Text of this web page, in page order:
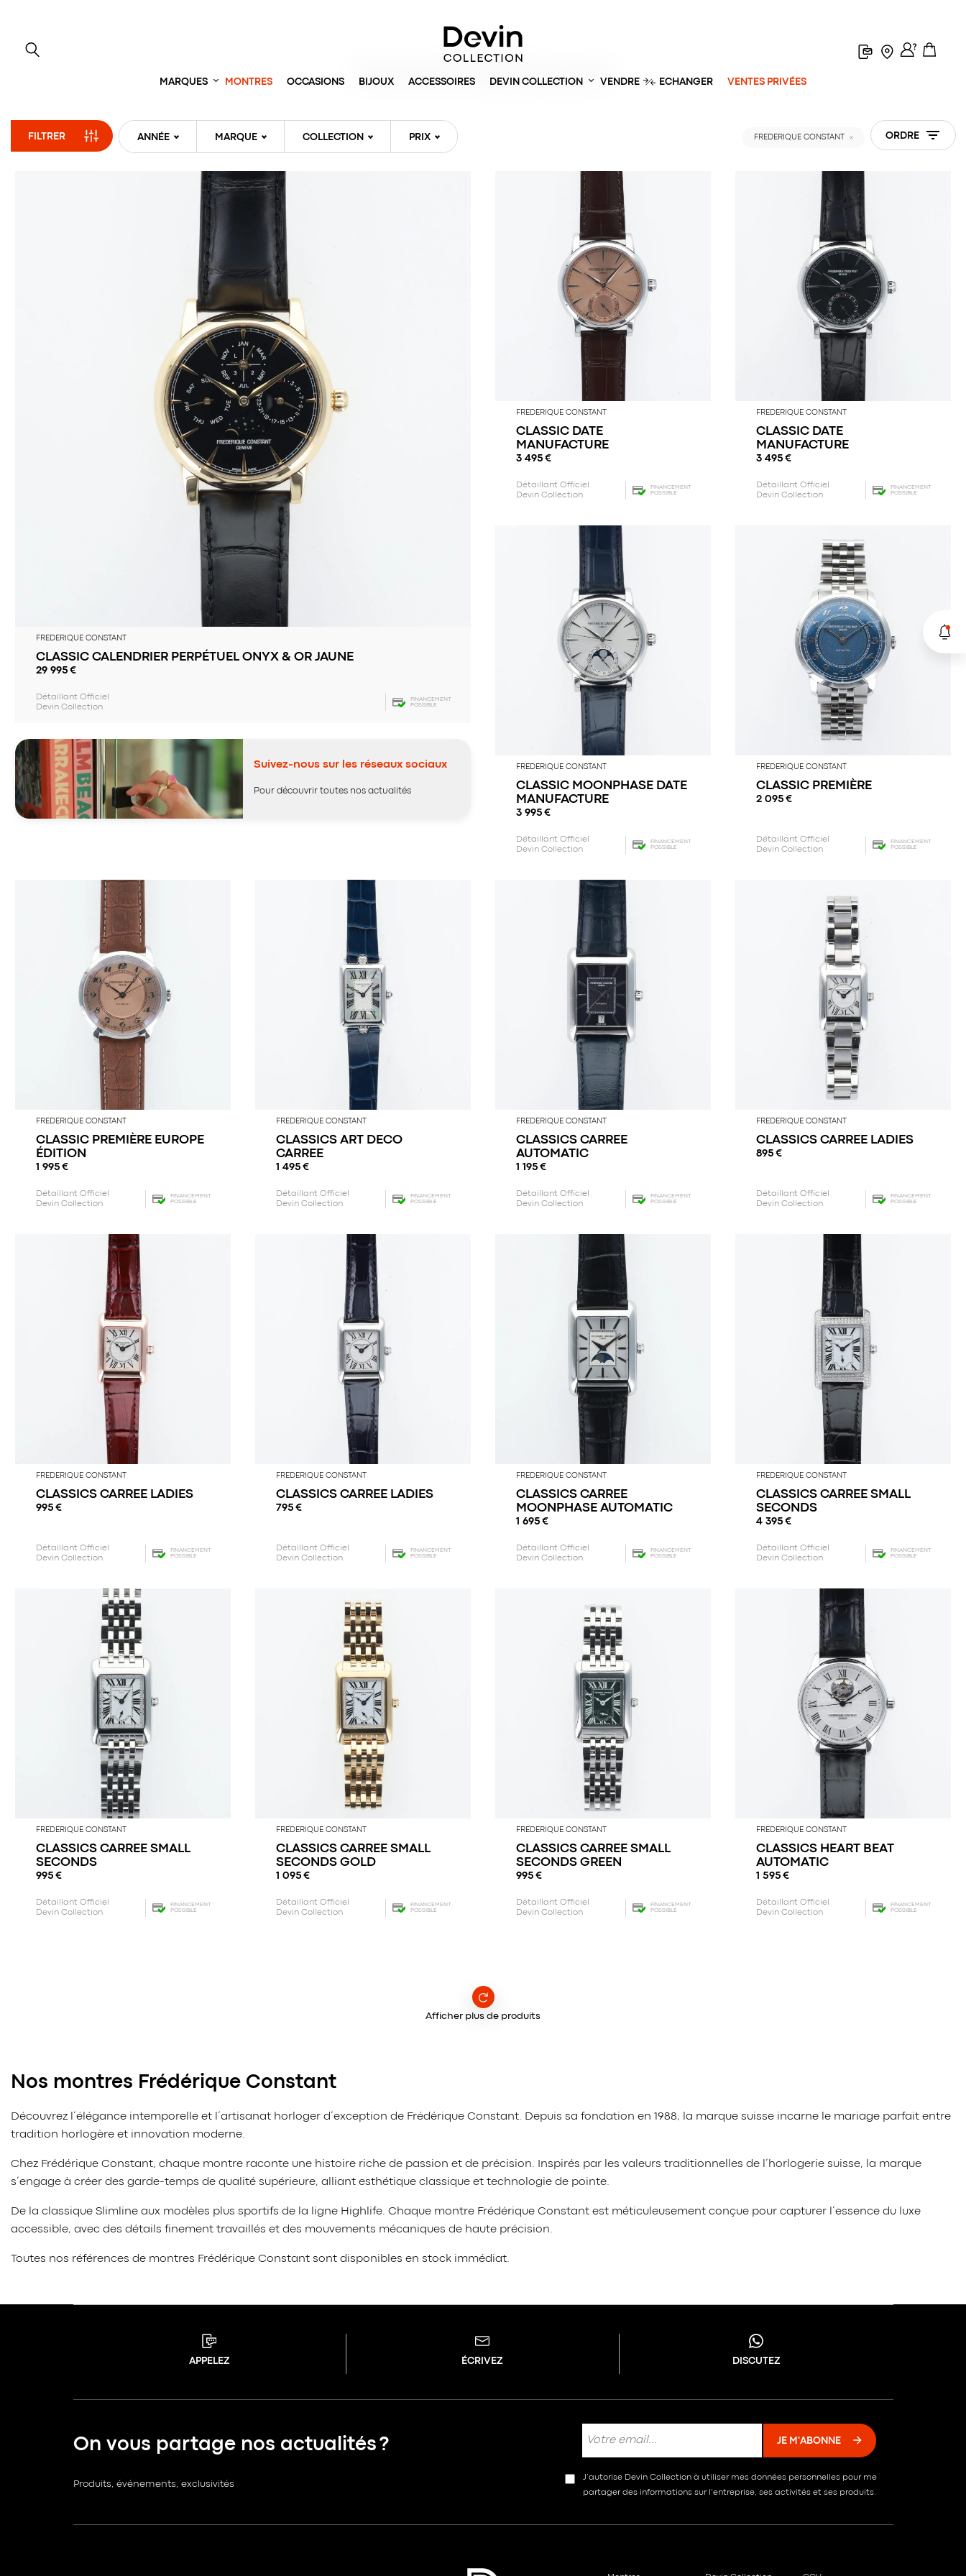
MARQUES MONTRES OCCASIONS BIJOUX ACCESSOIRES DEVIN COLLECTION VENDRE ECHANGER VENTES PRIVÉES
FILTRER ANNÉE MARQUE COLLECTION PRIX FREDERIQUE CONSTANT ORDRE
FREDERIQUE CONSTANT
CLASSIC CALENDRIER PERPÉTUEL ONYX & OR JAUNE
29 995€
Détaillant Officiel
Devin Collection
FINANCEMENT
POSSIBLE
Suivez-nous sur les réseaux sociaux
Pour découvrir toutes nos actualités
FREDERIQUE CONSTANT
CLASSIC DATE
MANUFACTURE
3 495 €
Détaillant Officiel
Devin Collection
FINANCEMENT
POSSIBLE
FREDERIQUE CONSTANT
CLASSIC DATE
MANUFACTURE
3 495 €
Détaillant Officiel
Devin Collection
FINANCEMENT
POSSIBLE
FREDERIQUE CONSTANT
CLASSIC MOONPHASE DATE
MANUFACTURE
3 995 €
Détaillant Officiel
Devin Collection
FINANCEMENT
POSSIBLE
FREDERIQUE CONSTANT
CLASSIC PREMIÈRE
2 095 €
Détaillant Officiel
Devin Collection
FINANCEMENT
POSSIBLE
FREDERIQUE CONSTANT
CLASSIC PREMIÈRE EUROPE
ÉDITION
1 995€
Détaillant Officiel
Devin Collection
FINANCEMENT
POSSIBLE
FREDERIQUE CONSTANT
CLASSICS ART DECO
CARREE
1 495€
Détaillant Officiel
Devin Collection
FINANCEMENT
POSSIBLE
FREDERIQUE CONSTANT
CLASSICS CARREE
AUTOMATIC
1 195 €
Détaillant Officiel
Devin Collection
FINANCEMENT
POSSIBLE
FREDERIQUE CONSTANT
CLASSICS CARREE LADIES
895 €
Détaillant Officiel
Devin Collection
FINANCEMENT
POSSIBLE
FREDERIQUE CONSTANT
CLASSICS CARREE LADIES
995€
Détaillant Officiel
Devin Collection
FINANCEMENT
POSSIBLE
FREDERIQUE CONSTANT
CLASSICS CARREE LADIES
795€
Détaillant Officiel
Devin Collection
FINANCEMENT
POSSIBLE
FREDERIQUE CONSTANT
CLASSICS CARREE
MOONPHASE AUTOMATIC
1 695 €
Détaillant Officiel
Devin Collection
FINANCEMENT
POSSIBLE
FREDERIQUE CONSTANT
CLASSICS CARREE SMALL
SECONDS
4 395 €
Détaillant Officiel
Devin Collection
FINANCEMENT
POSSIBLE
FREDERIQUE CONSTANT
CLASSICS CARREE SMALL
SECONDS
995€
Détaillant Officiel
Devin Collection
FINANCEMENT
POSSIBLE
FREDERIQUE CONSTANT
CLASSICS CARREE SMALL
SECONDS GOLD
1 095€
Détaillant Officiel
Devin Collection
FINANCEMENT
POSSIBLE
FREDERIQUE CONSTANT
CLASSICS CARREE SMALL
SECONDS GREEN
995 €
Détaillant Officiel
Devin Collection
FINANCEMENT
POSSIBLE
FREDERIQUE CONSTANT
CLASSICS HEART BEAT
AUTOMATIC
1 595 €
Détaillant Officiel
Devin Collection
FINANCEMENT
POSSIBLE
Afficher plus de produits
Nos montres Frédérique Constant
Découvrez l’élégance intemporelle et l’artisanat horloger d’exception de Frédérique Constant. Depuis sa fondation en 1988, la marque suisse incarne le mariage parfait entre
tradition horlogère et innovation moderne.
Chez Frédérique Constant, chaque montre raconte une histoire riche de passion et de précision. Inspirés par les valeurs traditionnelles de l’horlogerie suisse, la marque
s’engage à créer des garde-temps de qualité supérieure, alliant esthétique classique et technologie de pointe.
De la classique Slimline aux modèles plus sportifs de la ligne Highlife. Chaque montre Frédérique Constant est méticuleusement conçue pour capturer l’essence du luxe
accessible, avec des détails finement travaillés et des mouvements mécaniques de haute précision.
Toutes nos références de montres Frédérique Constant sont disponibles en stock immédiat.
APPELEZ ÉCRIVEZ DISCUTEZ
On vous partage nos actualités ?
Produits, événements, exclusivités
JE M'ABONNE
J’autorise Devin Collection à utiliser mes données personnelles pour me
partager des informations sur l’entreprise, ses activités et ses produits.